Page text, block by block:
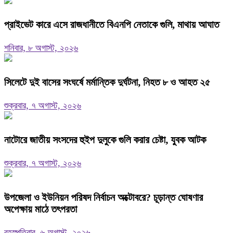
প্রাইভেট কারে এসে রাজধানীতে বিএনপি নেতাকে গুলি, মাথায় আঘাত
শনিবার, ৮ অগাস্ট, ২০২৬
সিলেটে দুই বাসের সংঘর্ষে মর্মান্তিক দুর্ঘটনা, নিহত ৮ ও আহত ২৫
শুক্রবার, ৭ অগাস্ট, ২০২৬
নাটোরে জাতীয় সংসদের হুইপ দুলুকে গুলি করার চেষ্টা, যুবক আটক
শুক্রবার, ৭ অগাস্ট, ২০২৬
উপজেলা ও ইউনিয়ন পরিষদ নির্বাচন অক্টোবরে? চূড়ান্ত ঘোষণার
অপেক্ষায় মাঠে তৎপরতা